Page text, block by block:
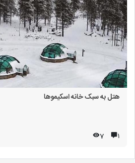
هتل به سبک خانه اسکیموها
۱ 7